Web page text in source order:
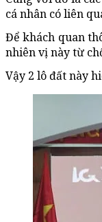
cá nhân có liên
Để khách quan
nhiên vị này từ
Vậy 2 lô đất này